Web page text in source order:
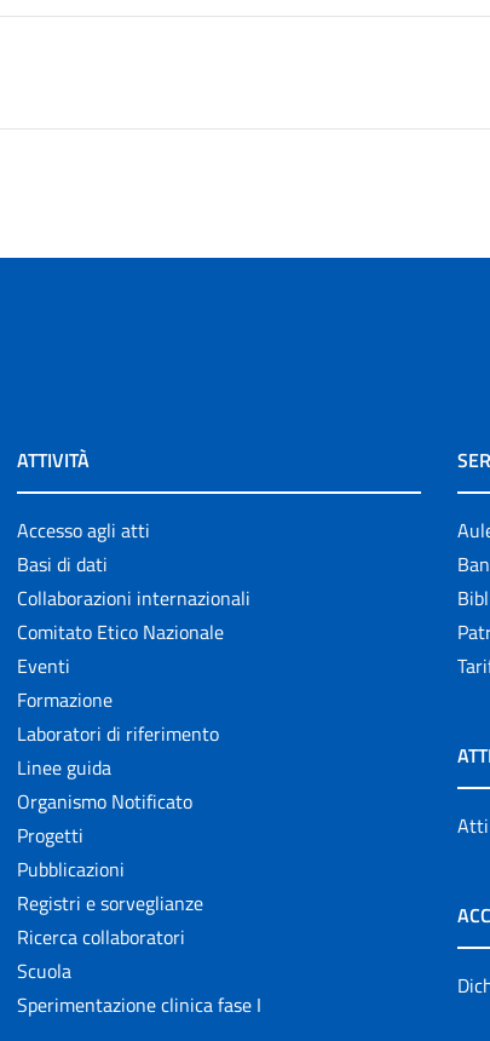
ATTIVITÀ
Accesso agli atti
Basi di dati
Collaborazioni internazionali
Comitato Etico Nazionale
Eventi
Formazione
Laboratori di riferimento
Linee guida
Organismo Notificato
Progetti
Pubblicazioni
Registri e sorveglianze
Ricerca collaboratori
Scuola
Sperimentazione clinica fase I
Atti